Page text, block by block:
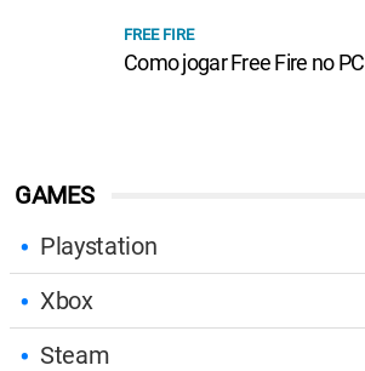
GAMES
Playstation
Xbox
Steam
FREE FIRE
Como jogar Free Fire no PC